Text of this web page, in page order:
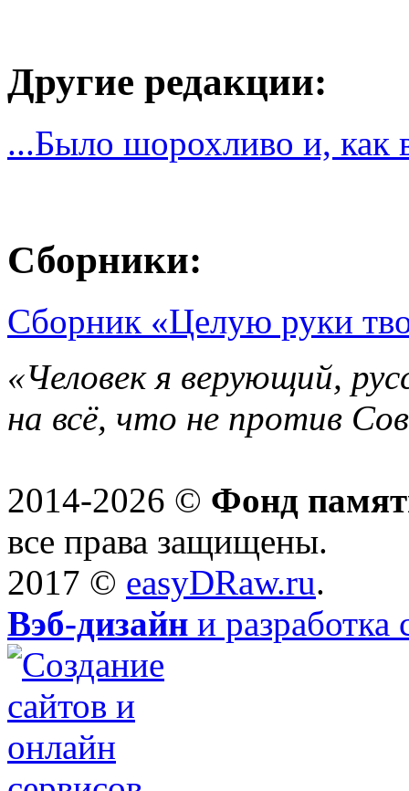
Другие редакции:
...Было шорохливо и, как
Сборники:
Сборник «Целую руки
«Человек я верующий,
на всё, что не против
2014-2026 © Фонд
все права защищены.
2017 © easyDRaw.ru.
Вэб-дизайн и разработка